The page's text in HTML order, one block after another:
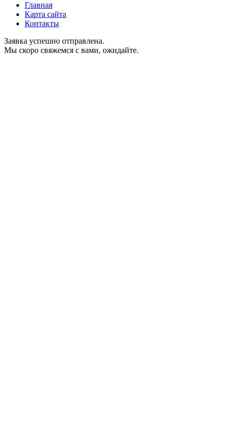
Главная
Карта сайта
Контакты
Заявка успешно отправлена.
Мы скоро свяжемся с вами, ожидайте.